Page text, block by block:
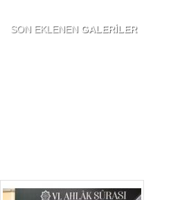
SON EKLENEN GALERİLER